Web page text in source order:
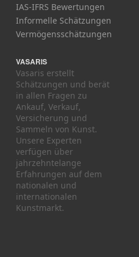
IAS-IFRS Bewertungen
Informelle Schätzungen
Vermögensschätzungen
VASARIS
Vasaris erstellt
Schätzungen und berät
in allen Fragen zu
Ankauf, Verkauf,
Versicherung und
Sammeln von Kunst.
Unsere Experten
verfügen über
jahrzehntelange
Erfahrungen auf dem
nationalen und
internationalen
Kunstmarkt.